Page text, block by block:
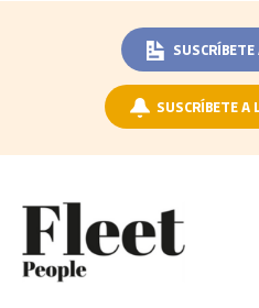
SUSCRÍBETE A